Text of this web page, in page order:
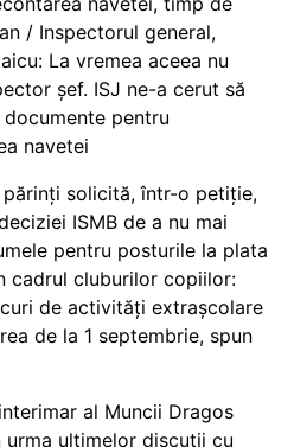
/ Inspectorul general,
La vremea aceea nu
șef. ISJ ne-a cerut să
pentru
navetei
solicită, într-o petiție,
ISMB de a nu mai
pentru posturile la plata
cadrul cluburilor copiilor:
de activități extrașcolare
de la 1 septembrie, spun
al Muncii Dragos
urma ultimelor discuții cu